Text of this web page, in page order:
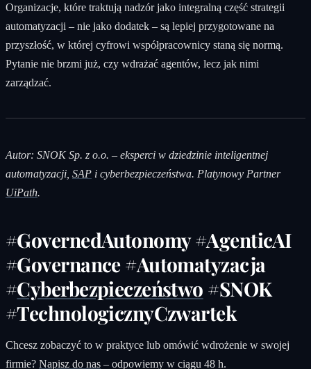
Organizacje, które traktują nadzór jako integralną część strategii
automatyzacji – nie jako dodatek – są lepiej przygotowane na
przyszłość, w której cyfrowi współpracownicy staną się normą.
Pytanie nie brzmi już, czy wdrażać agentów, lecz jak nimi
zarządzać.
Autor: SNOK Sp. z o.o. – eksperci w dziedzinie inteligentnej
automatyzacji, SAP i cyberbezpieczeństwa. Platynowy Partner
UiPath.
#GovernedAutonomy #AgenticAI
#Governance #Automatyzacja
#Cyberbezpieczeństwo #SNOK
#TechnologicznyCzwartek
Chcesz zobaczyć to w praktyce lub omówić wdrożenie w swojej
firmie? Napisz do nas – odpowiemy w ciągu 48 h.